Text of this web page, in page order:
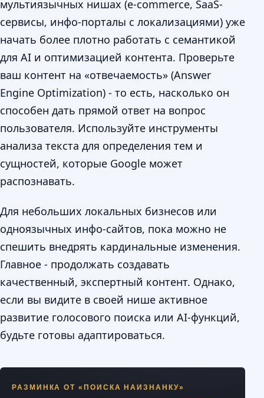
мультиязычных нишах (e-commerce, SaaS-
сервисы, инфо-порталы с локализациями) уже
начать более плотно работать с семантикой
для AI и оптимизацией контента. Проверьте
ваш контент на «отвечаемость» (Answer
Engine Optimization) - то есть, насколько он
способен дать прямой ответ на вопрос
пользователя. Используйте инструменты
анализа текста для определения тем и
сущностей, которые Google может
распознавать.
Для небольших локальных бизнесов или
одноязычных инфо-сайтов, пока можно не
спешить внедрять кардинальные изменения.
Главное - продолжать создавать
качественный, экспертный контент. Однако,
если вы видите в своей нише активное
развитие голосового поиска или AI-функций,
будьте готовы адаптироваться.
РАЗМИНКА ОТ «ПОИСКА НАИЗНАНКУ»